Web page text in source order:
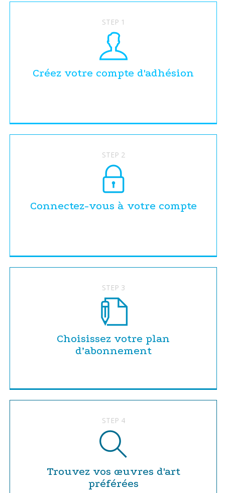
STEP 1
Créez votre compte d'adhésion
STEP 2
Connectez-vous à votre compte
STEP 3
Choisissez votre plan
d’abonnement
STEP 4
Trouvez vos œuvres d'art
préférées